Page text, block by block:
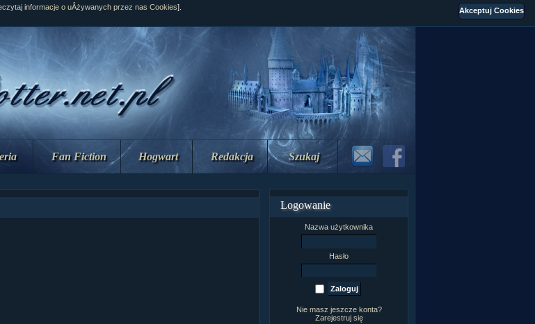
Fan Fiction Hogwart Redakcja Szukaj
informacje o uÂżywanych przez nas Cookies].
Logowanie
Nazwa użytkownika
Hasło
Nie masz jeszcze konta?
Zarejestruj się